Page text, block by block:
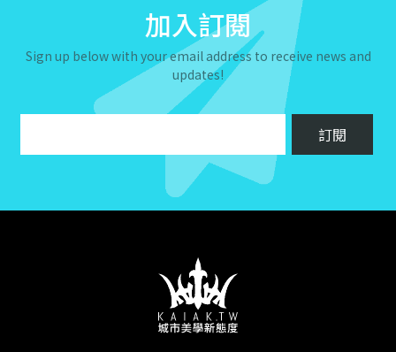
加入訂閱
Sign up below with your email address to receive news and
updates!